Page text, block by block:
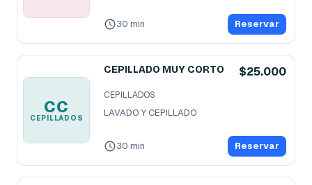
30 min Reservar
CC
CEPILLADOS
CEPILLADO MUY CORTO $25.000
CEPILLADOS
LAVADO Y CEPILLADO
30 min Reservar